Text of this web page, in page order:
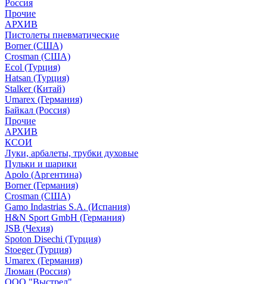
Россия
Прочие
АРХИВ
Пистолеты пневматические
Borner (США)
Crosman (США)
Ecol (Турция)
Hatsan (Турция)
Stalker (Китай)
Umarex (Германия)
Байкал (Россия)
Прочие
АРХИВ
КСОИ
Луки, арбалеты, трубки духовые
Пульки и шарики
Apolo (Аргентина)
Borner (Германия)
Crosman (США)
Gamo Indastrias S.A. (Испания)
H&N Sport GmbH (Германия)
JSB (Чехия)
Spoton Disechi (Турция)
Stoeger (Турция)
Umarex (Германия)
Люман (Россия)
ООО "Выстрел"